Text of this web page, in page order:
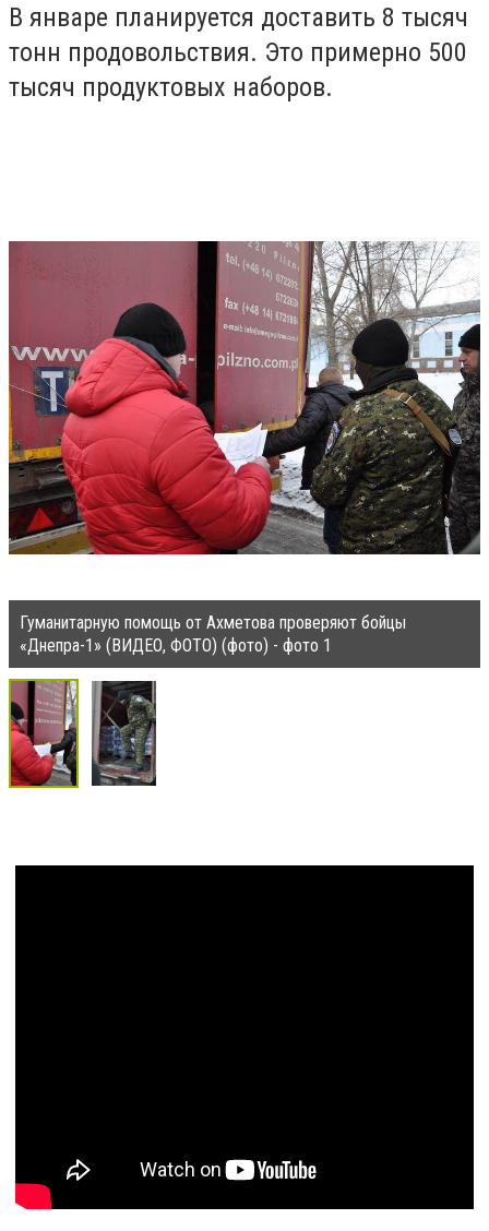
В январе планируется доставить 8 тысяч
тонн продовольствия. Это примерно 500
тысяч продуктовых наборов.
Гуманитарную помощь от Ахметова проверяют бойцы
«Днепра-1» (ВИДЕО, ФОТО) (фото) - фото 1